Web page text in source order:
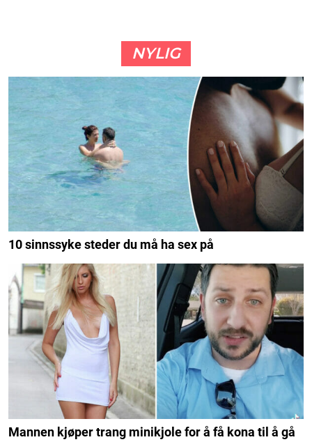
NYLIG
10 sinnssyke steder du må ha sex på
Mannen kjøper trang minikjole for å få kona til å gå